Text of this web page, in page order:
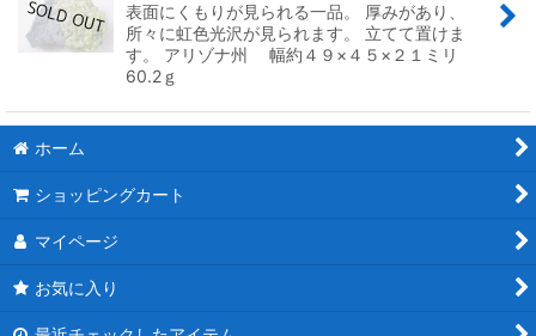
表面にくもりが見られる一品。 厚みがあり、
所々に虹色光沢が見られます。 立てて置けま
す。 アリゾナ州 幅約４９×４５×２１ミリ
60.2ｇ
ホーム
ショッピングカート
マイページ
お気に入り